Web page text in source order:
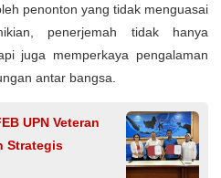
penonton yang tidak menguasai
penerjemah tidak hanya
juga memperkaya pengalaman
antar bangsa.
UPN Veteran
Strategis